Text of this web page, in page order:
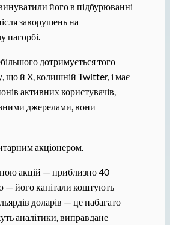
його в підбурюванні
заворушень на
пагорбі.
дотримується того
що й X, колишній Twitter, і має
активних користувачів,
джерелами, вони
акціонером.
акцій — приблизно 40
— його капітали коштують
доларів — це набагато
аналітики, виправдане